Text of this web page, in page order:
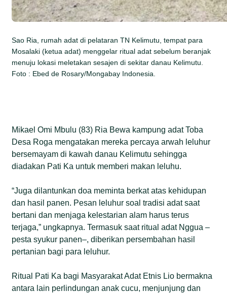
Sao Ria, rumah adat di pelataran TN Kelimutu, tempat para
Mosalaki (ketua adat) menggelar ritual adat sebelum beranjak
menuju lokasi meletakan sesajen di sekitar danau Kelimutu.
Foto : Ebed de Rosary/Mongabay Indonesia.
Mikael Omi Mbulu (83) Ria Bewa kampung adat Toba
Desa Roga mengatakan mereka percaya arwah leluhur
bersemayam di kawah danau Kelimutu sehingga
diadakan Pati Ka untuk memberi makan leluhu.
“Juga dilantunkan doa meminta berkat atas kehidupan
dan hasil panen. Pesan leluhur soal tradisi adat saat
bertani dan menjaga kelestarian alam harus terus
terjaga,” ungkapnya. Termasuk saat ritual adat Nggua –
pesta syukur panen–, diberikan persembahan hasil
pertanian bagi para leluhur.
Ritual Pati Ka bagi Masyarakat Adat Etnis Lio bermakna
antara lain perlindungan anak cucu, menjunjung dan